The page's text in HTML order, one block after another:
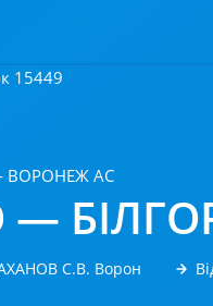
15449
ВОРОНЕЖ АС
—
С.В. Ворон